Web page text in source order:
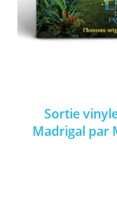
Sortie
Madrigal par